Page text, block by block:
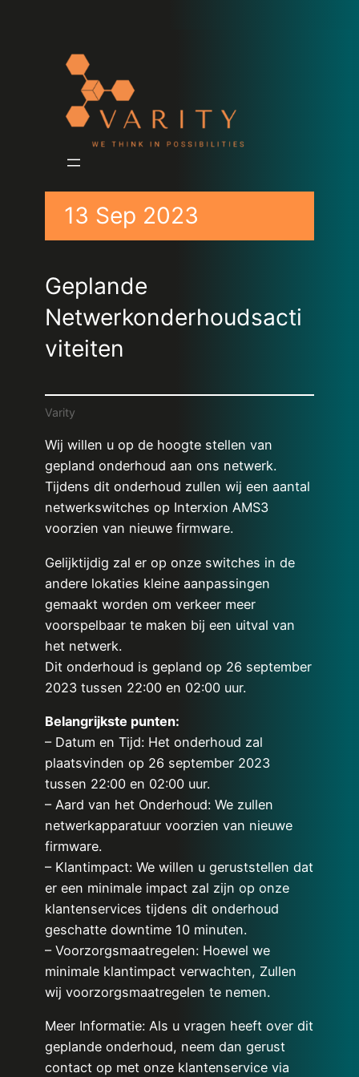
13 Sep 2023
Geplande
Netwerkonderhoudsacti
viteiten
Varity
Wij willen u op de hoogte stellen van
gepland onderhoud aan ons netwerk.
Tijdens dit onderhoud zullen wij een aantal
netwerkswitches op Interxion AMS3
voorzien van nieuwe firmware.
Gelijktijdig zal er op onze switches in de
andere lokaties kleine aanpassingen
gemaakt worden om verkeer meer
voorspelbaar te maken bij een uitval van
het netwerk.
Dit onderhoud is gepland op 26 september
2023 tussen 22:00 en 02:00 uur.
Belangrijkste punten:
– Datum en Tijd: Het onderhoud zal
plaatsvinden op 26 september 2023
tussen 22:00 en 02:00 uur.
– Aard van het Onderhoud: We zullen
netwerkapparatuur voorzien van nieuwe
firmware.
– Klantimpact: We willen u geruststellen dat
er een minimale impact zal zijn op onze
klantenservices tijdens dit onderhoud
geschatte downtime 10 minuten.
– Voorzorgsmaatregelen: Hoewel we
minimale klantimpact verwachten, Zullen
wij voorzorgsmaatregelen te nemen.
Meer Informatie: Als u vragen heeft over dit
geplande onderhoud, neem dan gerust
contact op met onze klantenservice via